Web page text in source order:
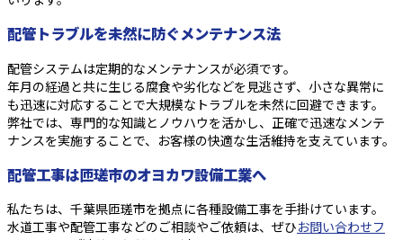
配管トラブルを未然に防ぐメンテナンス法
配管システムは定期的なメンテナンスが必須です。
年月の経過と共に生じる腐食や劣化などを見逃さず、小さな異常に
も迅速に対応することで大規模なトラブルを未然に回避できます。
弊社では、専門的な知識とノウハウを活かし、正確で迅速なメンテ
ナンスを実施することで、お客様の快適な生活維持を支えています。
配管工事は匝瑳市のオヨカワ設備工業へ
私たちは、千葉県匝瑳市を拠点に各種設備工事を手掛けています。
水道工事や配管工事などのご相談やご依頼は、ぜひお問い合わせフ